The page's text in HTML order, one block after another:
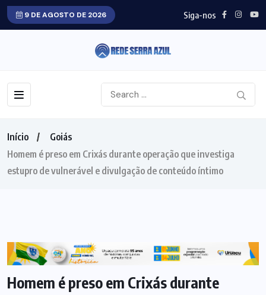
9 DE AGOSTO DE 2026 Siga-nos
Início
Goiás
Homem é preso em Crixás durante operação que investiga
estupro de vulnerável e divulgação de conteúdo íntimo
GOIÁS
Homem é preso em Crixás durante